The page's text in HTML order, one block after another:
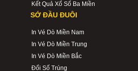
Kết Quả Xổ Số Ba Miền
SỚ ĐẦU ĐUÔI
In Vé Dò Miền Nam
In Vé Dò Miền Trung
In Vé Dò Miền Bắc
Đổi Số Trúng